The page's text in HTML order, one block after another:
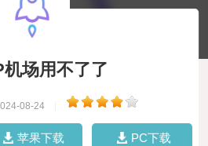
场用不了了
08-24
苹果下载 PC下载